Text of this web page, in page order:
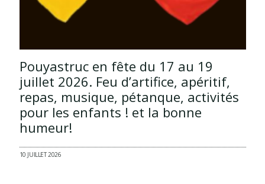
Pouyastruc en fête du 17 au 19
juillet 2026. Feu d’artifice, apéritif,
repas, musique, pétanque, activités
pour les enfants ! et la bonne
humeur!
10 JUILLET 2026